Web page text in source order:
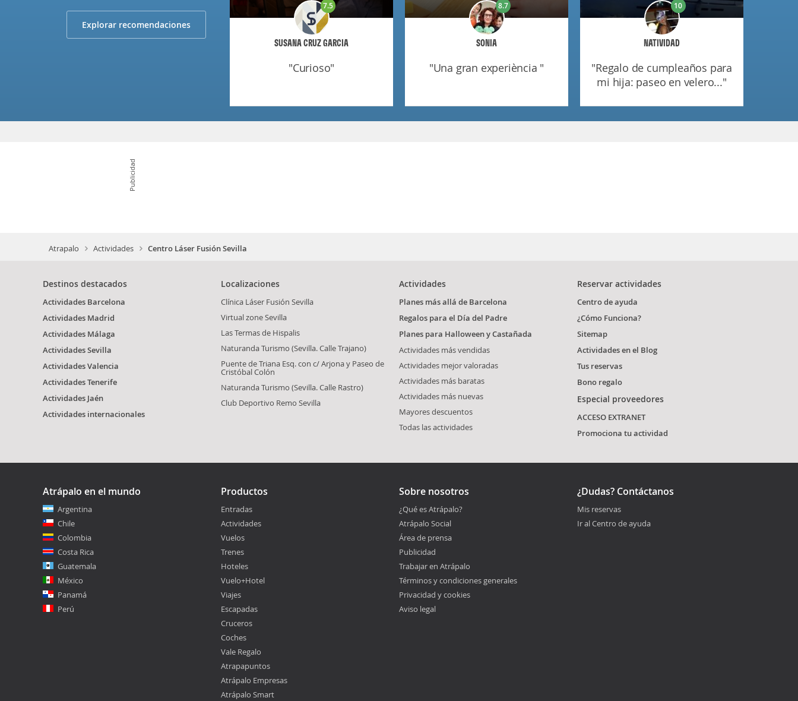
SUSANA CRUZ GARCIA
7.5
"curioso"
SONIA
8.7
"una gran experiència "
NATIVIDAD
10
"regalo de cumpleaños para
mi hija: paseo en velero..."
Explorar recomendaciones
Publicidad
Atrapalo Actividades Centro Láser Fusión Sevilla
Destinos destacados
Actividades Barcelona
Actividades Madrid
Actividades Málaga
Actividades Sevilla
Actividades Valencia
Actividades Tenerife
Actividades Jaén
Actividades internacionales
Localizaciones
Clínica Láser Fusión Sevilla
Virtual zone Sevilla
Las Termas de Hispalis
Naturanda Turismo (Sevilla. Calle Trajano)
Puente de Triana Esq. con c/ Arjona y Paseo de
Cristóbal Colón
Naturanda Turismo (Sevilla. Calle Rastro)
Club Deportivo Remo Sevilla
Actividades
Planes más allá de Barcelona
Regalos para el Día del Padre
Planes para Halloween y Castañada
Actividades más vendidas
Actividades mejor valoradas
Actividades más baratas
Actividades más nuevas
Mayores descuentos
Todas las actividades
Reservar actividades
Centro de ayuda
¿Cómo Funciona?
Sitemap
Actividades en el Blog
Tus reservas
Bono regalo
Especial proveedores
ACCESO EXTRANET
Promociona tu actividad
Atrápalo en el mundo
Argentina
Chile
Colombia
Costa Rica
Guatemala
México
Panamá
Perú
Productos
Entradas
Actividades
Vuelos
Trenes
Hoteles
Vuelo+Hotel
Viajes
Escapadas
Cruceros
Coches
Vale Regalo
Atrapapuntos
Atrápalo Empresas
Atrápalo Smart
Sobre nosotros
¿Qué es Atrápalo?
Atrápalo Social
Área de prensa
Publicidad
Trabajar en Atrápalo
Términos y condiciones generales
Privacidad y cookies
Aviso legal
¿Dudas? Contáctanos
Mis reservas
Ir al Centro de ayuda